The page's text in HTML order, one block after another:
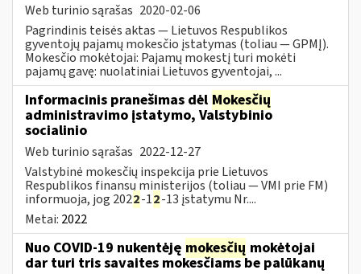
Web turinio sąrašas 2020-02-06
Pagrindinis teisės aktas — Lietuvos Respublikos
gyventojų pajamų mokesčio įstatymas (toliau — GPMĮ).
Mokesčio mokėtojai: Pajamų mokestį turi mokėti
pajamų gavę: nuolatiniai Lietuvos gyventojai, ...
Informacinis pranešimas dėl Mokesčių
administravimo įstatymo, Valstybinio
socialinio
Web turinio sąrašas 2022-12-27
Valstybinė mokesčių inspekcija prie Lietuvos
Respublikos finansų ministerijos (toliau — VMI prie FM)
informuoja, jog 2022-12-13 įstatymu Nr....
Metai: 2022
Nuo COVID-19 nukentėję mokesčių mokėtojai
dar turi tris savaites mokesčiams be palūkanų